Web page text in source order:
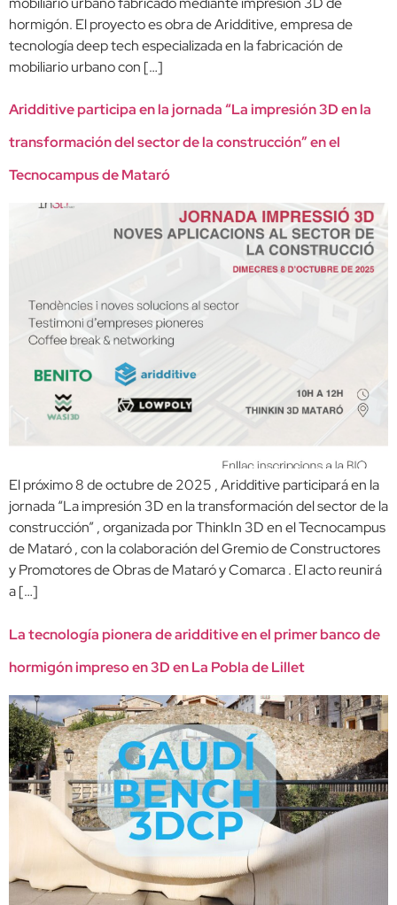
hormigón. El proyecto es obra de Aridditive, empresa de
tecnología deep tech especializada en la fabricación de
mobiliario urbano con […]
Aridditive participa en la jornada “La impresión 3D en la
transformación del sector de la construcción” en el
Tecnocampus de Mataró
El próximo 8 de octubre de 2025 , Aridditive participará en la
jornada “La impresión 3D en la transformación del sector de la
construcción” , organizada por ThinkIn 3D en el Tecnocampus
de Mataró , con la colaboración del Gremio de Constructores
y Promotores de Obras de Mataró y Comarca . El acto reunirá
a […]
La tecnología pionera de aridditive en el primer banco de
hormigón impreso en 3D en La Pobla de Lillet